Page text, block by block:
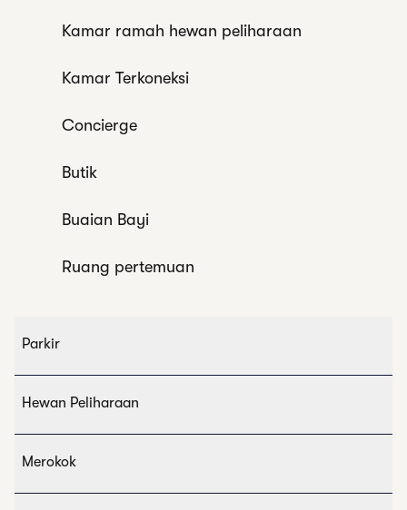
Kamar ramah hewan peliharaan
Kamar Terkoneksi
Concierge
Butik
Buaian Bayi
Ruang pertemuan
Parkir
Hewan Peliharaan
Merokok